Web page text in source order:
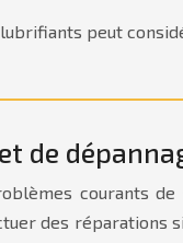
peut
de
courants
des réparations